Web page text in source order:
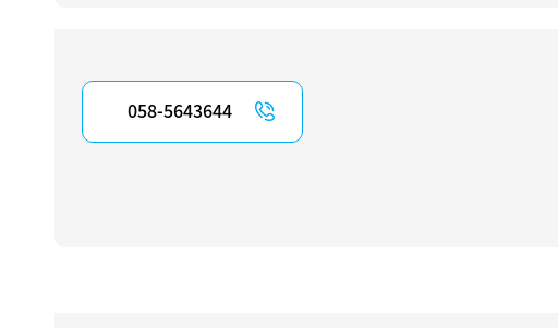
058-5643644